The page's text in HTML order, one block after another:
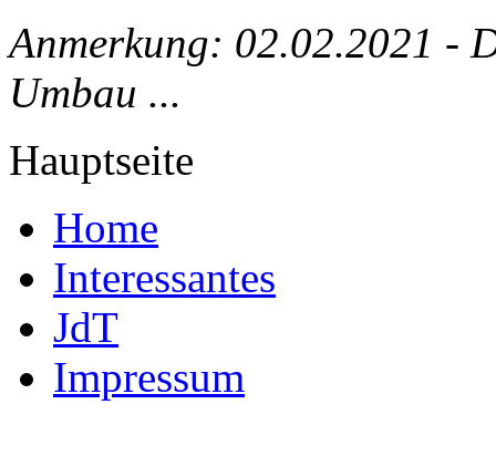
Anmerkung: 02.02.2021 -
Umbau ...
Hauptseite
Home
Interessantes
JdT
Impressum